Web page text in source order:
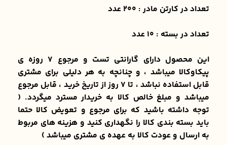
تعداد در کارتن مادر : 200 عدد
تعداد در بسته : 10 عدد
این محصول دارای گارانتی تست و مرجوع ۷ روزه ی
پیکاوکالا میباشد ، و چنانچه به هر دلیلی برای مشتری
قابل استفاده نباشد ، تا ۷ روز از تاریخ خرید ، قابل مرجوع
میباشد و مبلغ خالص کالا به خریدار مسترد میگردد. (
توجه داشته باشید که برای مرجوع و تعویض کالا حتما
باید بسته بندی کالا را نگهداری کنید و هزینه های مربوط
به ارسال و عودت کالا به عهده ی مشتری میباشد )